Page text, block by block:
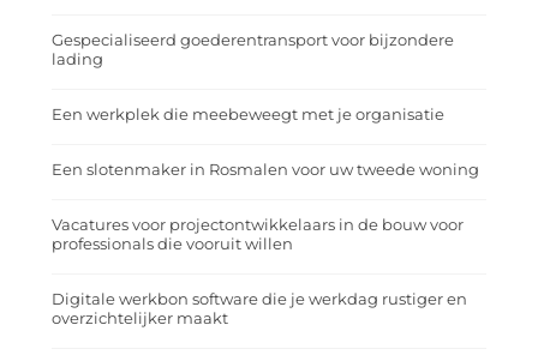
Gespecialiseerd goederentransport voor bijzondere
lading
Een werkplek die meebeweegt met je organisatie
Een slotenmaker in Rosmalen voor uw tweede woning
Vacatures voor projectontwikkelaars in de bouw voor
professionals die vooruit willen
Digitale werkbon software die je werkdag rustiger en
overzichtelijker maakt